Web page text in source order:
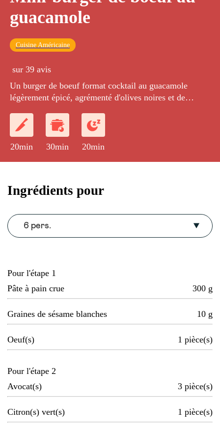
guacamole
Cuisine Américaine
sur 39 avis
Un burger de boeuf format cocktail au guacamole
légèrement épicé, agrémenté d'olives noires et de
20min 30min 20min
Ingrédients pour
6 pers.
Pour l'étape 1
Pâte à pain crue
300 g
Graines de sésame blanches 10 g
Oeuf(s) 1 pièce(s)
Pour l'étape 2
Avocat(s)
3 pièce(s)
Citron(s) vert(s) 1 pièce(s)